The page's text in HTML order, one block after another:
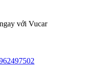
với Vucar